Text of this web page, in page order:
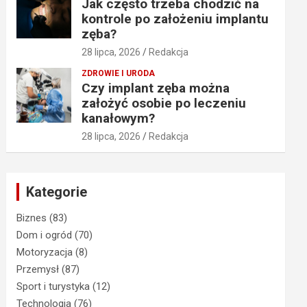
Jak często trzeba chodzić na
kontrole po założeniu implantu
zęba?
28 lipca, 2026 Redakcja
ZDROWIE I URODA
Czy implant zęba można
założyć osobie po leczeniu
kanałowym?
28 lipca, 2026 Redakcja
Kategorie
Biznes (83)
Dom i ogród (70)
Motoryzacja (8)
Przemysł (87)
Sport i turystyka (12)
Technologia (76)